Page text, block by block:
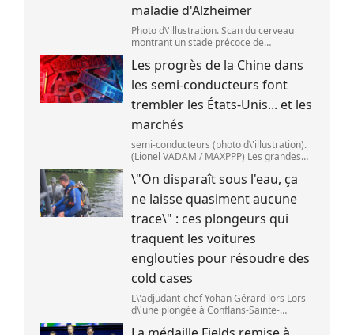
maladie d'Alzheimer
Photo d\'illustration. Scan du cerveau
montrant un stade précoce de
2025 à Londres,en Angleterre. (Peter
Dazeley / Getty Images Europe)
Les progrès de la Chine dans
les semi-conducteurs font
trembler les États-Unis... et les
marchés
semi-conducteurs (photo d\'illustration).
(Lionel VADAM / MAXPPP) Les grandes
de bourse reculer,mardi 28 juillet,après
deux annonces venues de Chine. Au cœu
\"On disparaît sous l'eau, ça
ne laisse quasiment aucune
trace\" : ces plongeurs qui
traquent les voitures
englouties pour résoudre des
cold cases
L\'adjudant-chef Yohan Gérard lors Lors
d\'une plongée à Conflans-Sainte-